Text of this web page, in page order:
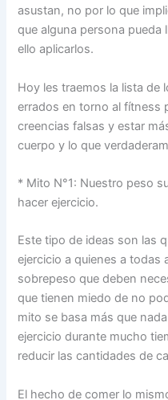
asustan, no por lo que
que alguna persona pueda
ello aplicarlos.
Hoy les traemos la lista de
errados en torno al fítness
creencias falsas y estar
cuerpo y lo que
* Mito N°1: Nuestro peso
hacer ejercicio.
Este tipo de ideas son las
ejercicio a quienes a todas
sobrepeso que deben
que tienen miedo de no
mito se basa más que
ejercicio durante mucho
reducir las cantidades de
El hecho de comer lo